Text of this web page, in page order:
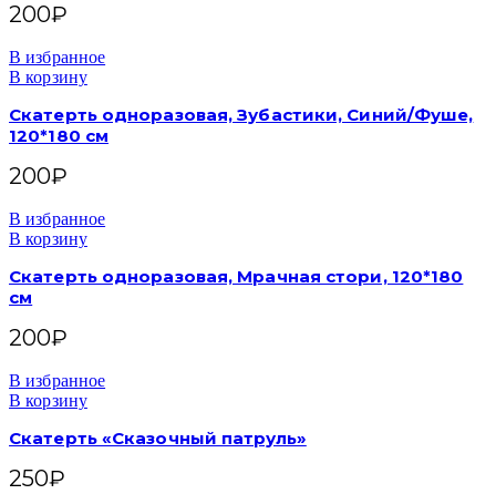
200₽
В избранное
В корзину
Скатерть одноразовая, Зубастики, Синий/Фуше,
120*180 см
200₽
В избранное
В корзину
Скатерть одноразовая, Мрачная стори, 120*180
см
200₽
В избранное
В корзину
Скатерть «Сказочный патруль»
250₽